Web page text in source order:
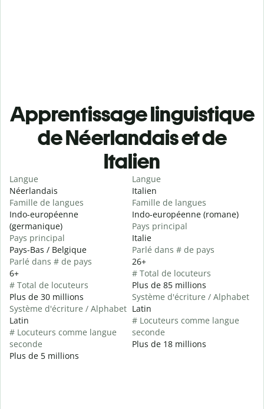
Apprentissage linguistique
de Néerlandais et de
Italien
Langue
Néerlandais
Famille de langues
Indo-européenne
(germanique)
Pays principal
Pays-Bas / Belgique
Parlé dans # de pays
6+
# Total de locuteurs
Plus de 30 millions
Système d'écriture / Alphabet
Latin
# Locuteurs comme langue
seconde
Plus de 5 millions
Langue
Italien
Famille de langues
Indo-européenne (romane)
Pays principal
Italie
Parlé dans # de pays
26+
# Total de locuteurs
Plus de 85 millions
Système d'écriture / Alphabet
Latin
# Locuteurs comme langue
seconde
Plus de 18 millions